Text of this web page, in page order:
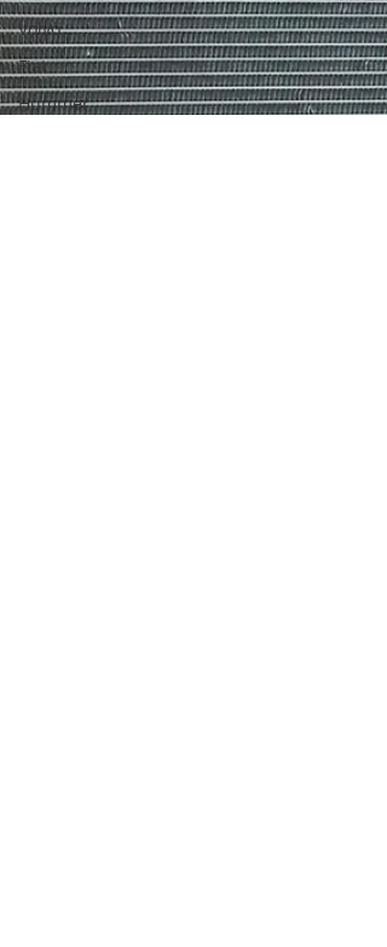
Volvo
Fiat
Hummer